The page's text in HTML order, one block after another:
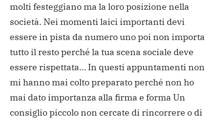
molti festeggiano ma la loro posizione nella
società. Nei momenti laici importanti devi
essere in pista da numero uno poi non importa
tutto il resto perché la tua scena sociale deve
essere rispettata… In questi appuntamenti non
mi hanno mai colto preparato perché non ho
mai dato importanza alla firma e forma Un
consiglio piccolo non cercate di rincorrere o di